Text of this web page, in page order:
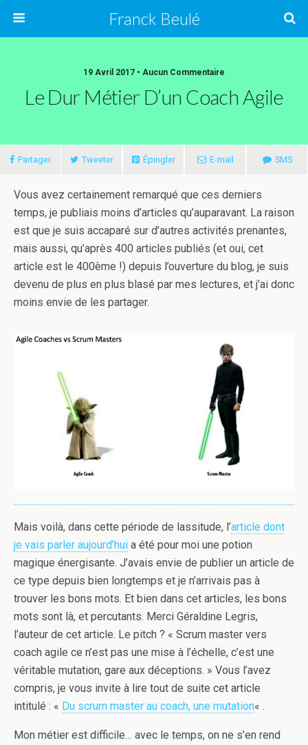
Franck Beulé
19 Avril 2017 • Aucun Commentaire
Le Dur Métier D’un Coach Agile
Partager Tweeter Épingler E-mail SMS
Vous avez certainement remarqué que ces derniers
temps, je publiais moins d’articles qu’auparavant. La raison
est que je suis accaparé sur d’autres activités prenantes,
mais aussi, qu’après 400 articles publiés (et oui, cet
article est le 400ème !) depuis l’ouverture du blog, je suis
devenu de plus en plus blasé par mes lectures, et j’ai donc
moins envie de les partager.
Mais voilà, dans cette période de lassitude, l’article dont
je vais parler aujourd’hui a été pour moi une potion
magique énergisante. J’avais envie de publier un article de
ce type depuis bien longtemps et je n’arrivais pas à
trouver les bons mots. Et bien dans cet articles, les bons
mots sont là, et percutants. Merci Géraldine Legris,
l’auteur de cet article. Le pitch ? « Scrum master vers
coach agile ce n’est pas une mise à l’échelle, c’est une
véritable mutation, gare aux déceptions. » Vous l’avez
compris, je vous invite à lire tout de suite cet article
intitulé : « Du scrum master au coach, une mutation« .
Mon métier est difficile… avec le temps, on ne s’en rend